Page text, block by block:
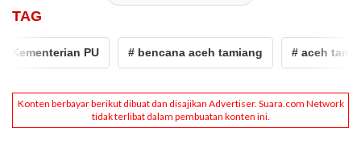
TAG
PU # bencana aceh tamiang # aceh tamiang